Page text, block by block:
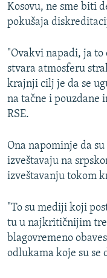
Kosovu, ne sme biti
pokušaja
"Ovakvi napadi, ja
stvara atmosferu
krajnji cilj je da se
na tačne i pouzdane
RSE.
Ona napominje da
izveštavaju na
izveštavanju tokom
"To su mediji koji
tu u najkritičnijim
blagovremeno
odlukama koje su se